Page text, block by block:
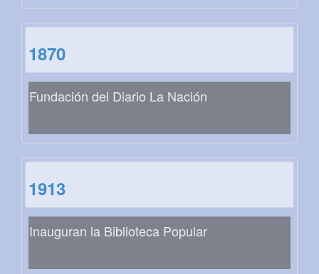
1870
Fundación del Diario La Nación
1913
Inauguran la Biblioteca Popular